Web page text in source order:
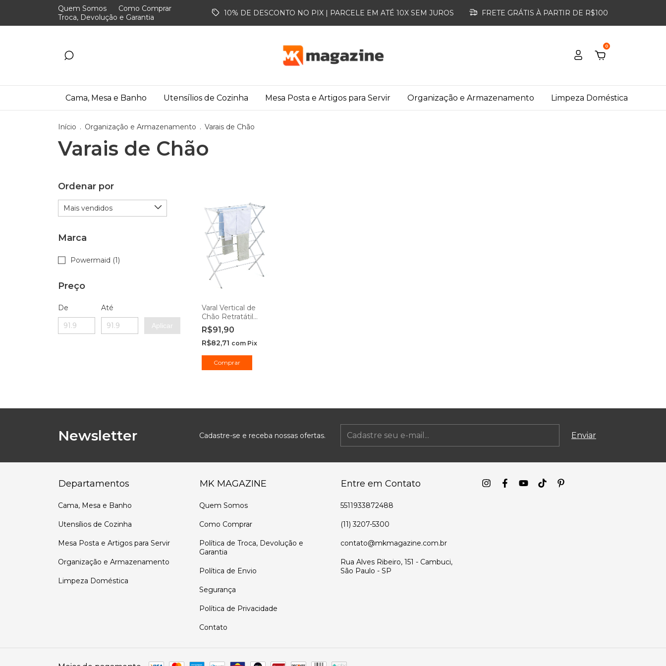
Quem Somos
Como Comprar
Troca, Devolução e Garantia
10% DE DESCONTO NO PIX | PARCELE EM ATÉ 10X SEM JUROS FRETE GRÁTIS À PARTIR DE R$100
0
Cama, Mesa e Banho Utensílios de Cozinha Mesa Posta e Artigos para Servir Organização e Armazenamento Limpeza Doméstica
Início . Organização e Armazenamento . Varais de Chão
Varais de Chão
Ordenar por
Marca
Powermaid (1)
Preço
De Até
Aplicar
Varal Vertical de
Chão Retratátil
Branco -
Powermaid
R$91,90
R$82,71 com Pix
Newsletter Cadastre-se e receba nossas ofertas.
Departamentos
Cama, Mesa e Banho
Utensílios de Cozinha
Mesa Posta e Artigos para Servir
Organização e Armazenamento
Limpeza Doméstica
MK MAGAZINE
Quem Somos
Como Comprar
Política de Troca, Devolução e
Garantia
Política de Envio
Segurança
Política de Privacidade
Contato
Entre em Contato
5511933872488
(11) 3207-5300
contato@mkmagazine.com.br
Rua Alves Ribeiro, 151 - Cambuci,
São Paulo - SP